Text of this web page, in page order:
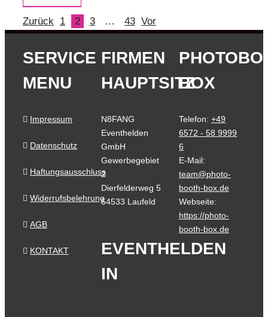
Zurück 1 2 3 … 43 Vor
SERVICE
MENU
Impressum
Datenschutz
Haftungsausschluss
Widerrufsbelehrung
AGB
KONTAKT
FIRMEN
HAUPTSITZ
N8FANG
Eventhelden
GmbH
Gewerbegebiet
2
Dierfelderweg 5
54533 Laufeld
BOX
Telefon: +49
6572 - 58 9999
6
E-Mail:
team@photo-
booth-box.de
Webseite:
https://photo-
booth-box.de
EVENTHELDEN
IN